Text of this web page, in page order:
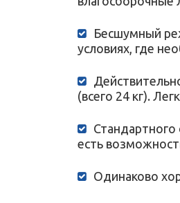
Бесшумный
условиях, где
(всего 24 кг).
есть
Одинаково